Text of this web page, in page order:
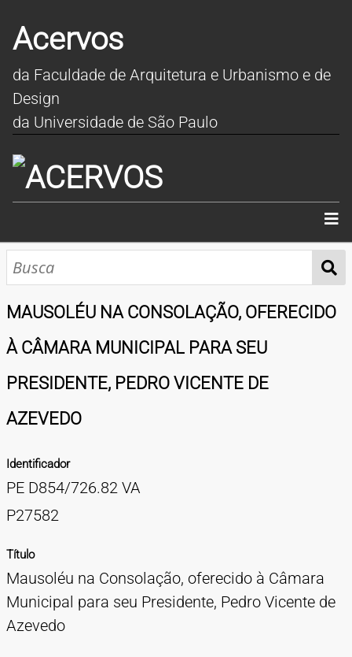
Acervos
da Faculdade de Arquitetura e Urbanismo e de
Design
da Universidade de São Paulo
INÍCIO
COLEÇÕES
EXPEDIENTE
MAUSOLÉU NA CONSOLAÇÃO, OFERECIDO
À CÂMARA MUNICIPAL PARA SEU
PRESIDENTE, PEDRO VICENTE DE
AZEVEDO
Identificador
PE D854/726.82 VA
P27582
Título
Mausoléu na Consolação, oferecido à Câmara
Municipal para seu Presidente, Pedro Vicente de
Azevedo